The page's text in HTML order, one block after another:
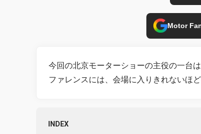
Motor
今回の北京モーターショーの主役の一台
ファレンスには、会場に入りきれないほ
INDEX